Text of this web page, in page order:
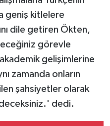
geniş kitlelere
dile getiren Ökten,
görevle
gelişimlerine
zamanda onların
şahsiyetler olarak
dedi.